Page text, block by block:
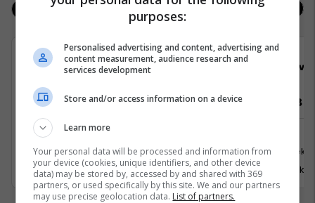
Real Estate
Telegrafi
Video Editor (3 pozita)
Media
Prishtinë
20 Korrik 2026
Vozitës B
Suharekë
31 Korrik
purposes:
Personalised advertising and content, advertising and
content measurement, audience research and
services development
Store and/or access information on a device
Learn more
Your personal data will be processed and information from
your device (cookies, unique identifiers, and other device
data) may be stored by, accessed by and shared with 369
partners, or used specifically by this site. We and our partners
may use precise geolocation data. List of partners.